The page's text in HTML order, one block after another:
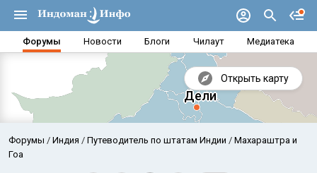
Форумы Новости Блоги Чилаут Медиатека
Открыть карту
Форумы Индия Путеводитель по штатам Индии
Махараштра и
Гоа